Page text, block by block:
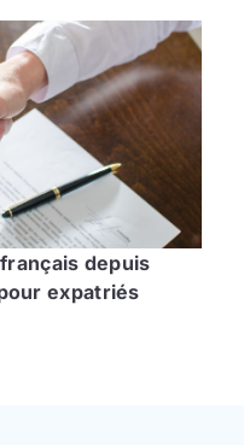
depuis
expatriés